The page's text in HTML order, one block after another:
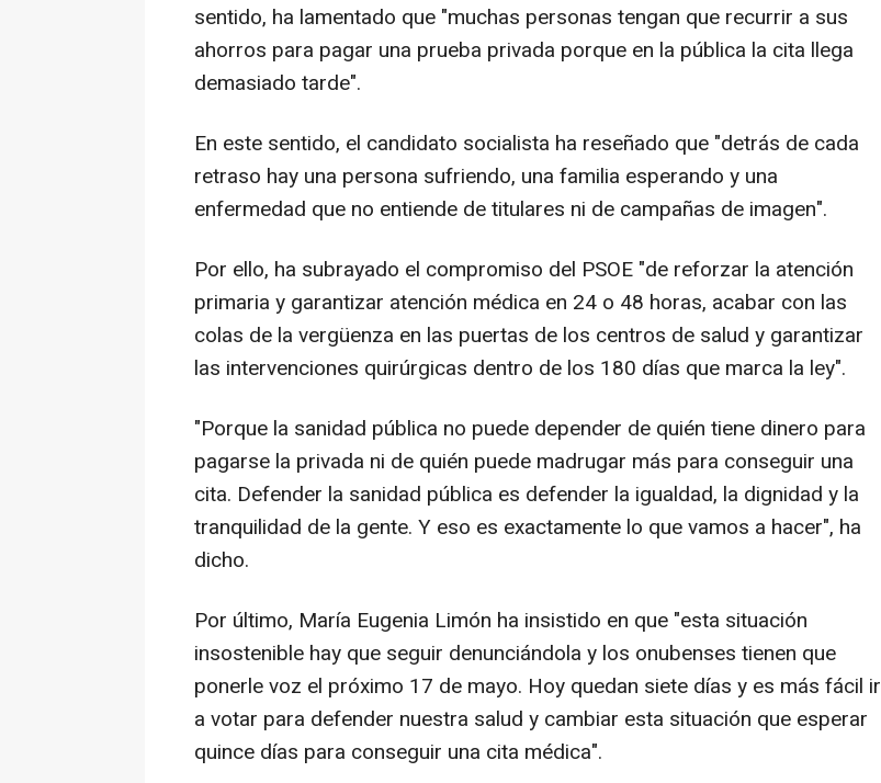
sentido, ha lamentado que "muchas personas tengan que recurrir a sus
ahorros para pagar una prueba privada porque en la pública la cita llega
demasiado tarde".
En este sentido, el candidato socialista ha reseñado que "detrás de cada
retraso hay una persona sufriendo, una familia esperando y una
enfermedad que no entiende de titulares ni de campañas de imagen".
Por ello, ha subrayado el compromiso del PSOE "de reforzar la atención
primaria y garantizar atención médica en 24 o 48 horas, acabar con las
colas de la vergüenza en las puertas de los centros de salud y garantizar
las intervenciones quirúrgicas dentro de los 180 días que marca la ley".
"Porque la sanidad pública no puede depender de quién tiene dinero para
pagarse la privada ni de quién puede madrugar más para conseguir una
cita. Defender la sanidad pública es defender la igualdad, la dignidad y la
tranquilidad de la gente. Y eso es exactamente lo que vamos a hacer", ha
dicho.
Por último, María Eugenia Limón ha insistido en que "esta situación
insostenible hay que seguir denunciándola y los onubenses tienen que
ponerle voz el próximo 17 de mayo. Hoy quedan siete días y es más fácil ir
a votar para defender nuestra salud y cambiar esta situación que esperar
quince días para conseguir una cita médica".